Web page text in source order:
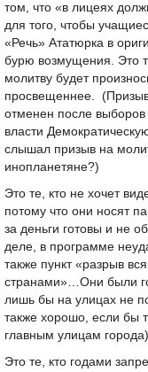
том, что «в лицеях
для того, чтобы
«Речь» Ататюрка в
бурю возмущения. Это
молитву будет
просвещеннее.
отменен после выборов
власти
слышал призыв на
инопланетяне?)
Это те, кто не хочет
потому что они носят
за деньги готовы и не
деле, в программе
также пункт «разрыв
странами»…Они были
лишь бы на улицах не
также хорошо, если бы
главным улицам
Это те, кто годами